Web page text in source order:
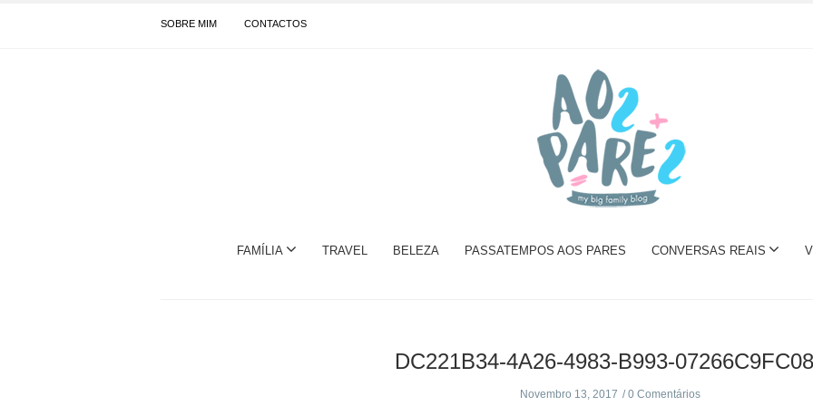
SOBRE MIM CONTACTOS
FAMÍLIA TRAVEL BELEZA PASSATEMPOS AOS PARES CONVERSAS REAIS
DC221B34-4A26-4983-B993-
Novembro 13, 2017 0 Comentários